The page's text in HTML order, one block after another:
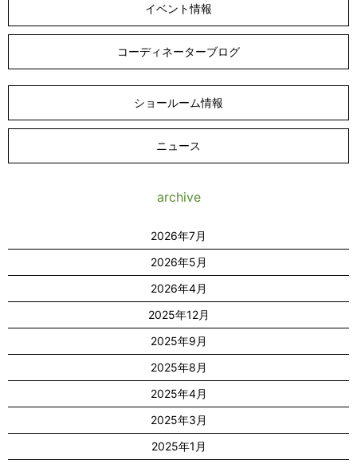
イベント情報
コーディネーターブログ
ショールーム情報
ニュース
archive
2026年7月
2026年5月
2026年4月
2025年12月
2025年9月
2025年8月
2025年4月
2025年3月
2025年1月